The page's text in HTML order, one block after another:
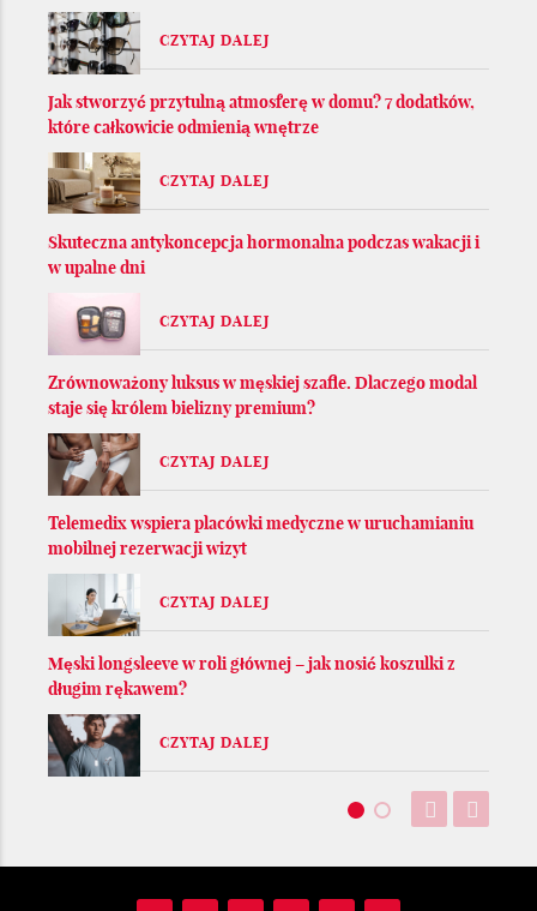
CZYTAJ DALEJ
Jak stworzyć przytulną atmosferę w domu? 7 dodatków,
które całkowicie odmienią wnętrze
CZYTAJ DALEJ
Skuteczna antykoncepcja hormonalna podczas wakacji i
w upalne dni
CZYTAJ DALEJ
Zrównoważony luksus w męskiej szafie. Dlaczego modal
staje się królem bielizny premium?
CZYTAJ DALEJ
Telemedix wspiera placówki medyczne w uruchamianiu
mobilnej rezerwacji wizyt
CZYTAJ DALEJ
Męski longsleeve w roli głównej – jak nosić koszulki z
długim rękawem?
CZYTAJ DALEJ